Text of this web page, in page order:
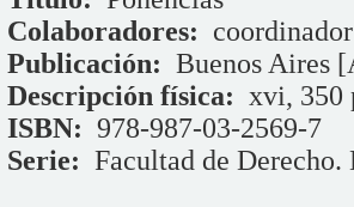
Colaboradores:
Publicación: Buenos Aires
Descripción física: xvi, 350
ISBN: 978-987-03-2569-7
Serie: Facultad de Derecho.